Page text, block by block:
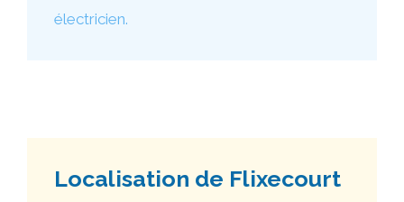
électricien.
Localisation de Flixecourt